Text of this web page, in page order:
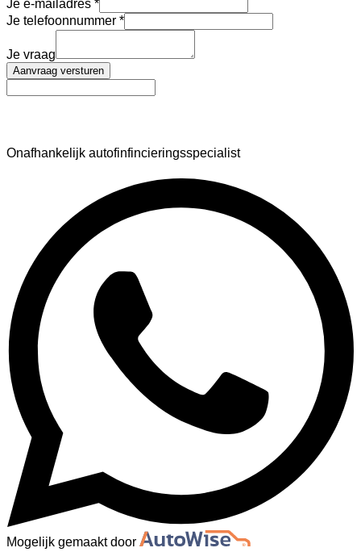
Je e-mailadres
Je telefoonnummer
Je vraag
Aanvraag versturen
Onafhankelijk autofinfincieringsspecialist
Mogelijk gemaakt door